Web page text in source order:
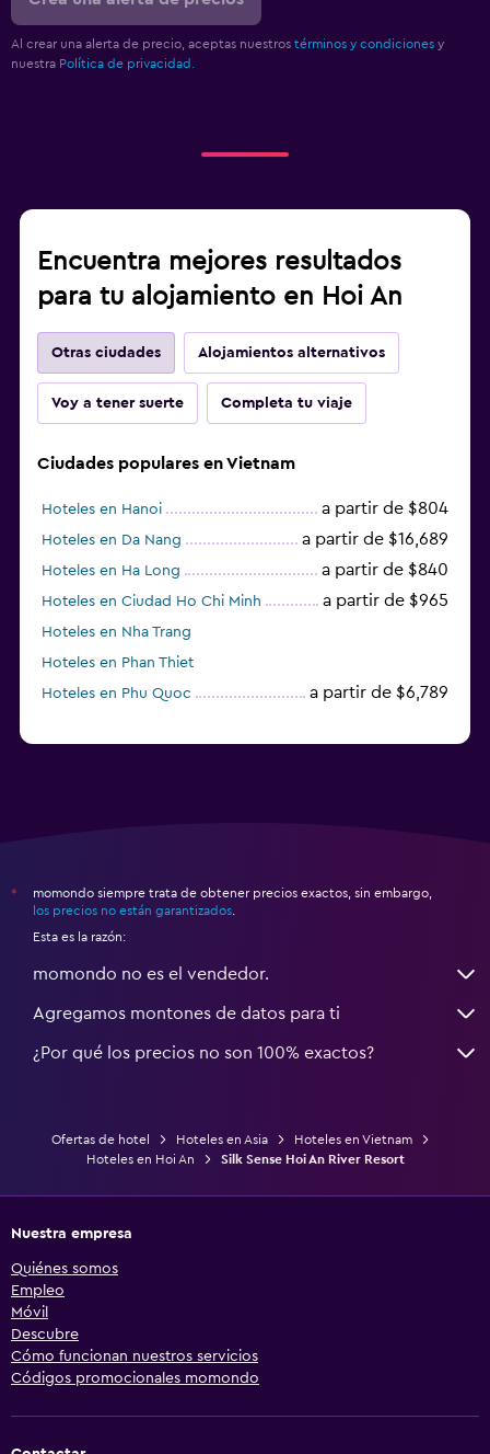
Terraza
Menús para dietas especiales (bajo petición)
Bar/lounge
La comida se puede entregar en el alojamiento
Minibar
Mesa de comedor
Sistema de entretenimiento
TV de pantalla plana
Biblioteca
Sala de estar/TV compartida
Base dock para smartphone
Lavandería
Plancha y tabla de planchar
Tendedero
Servicio de traslado (gratis)
Salud y seguridad
Limpieza diaria
Cámaras CCTV en zonas comunes
Cámaras CCTV en el exterior
Seguridad las 24 horas
Botiquín de primeros auxilios
Al crear una alerta de precio, aceptas nuestros términos y condiciones y
nuestra Política de privacidad.
Encuentra mejores resultados
para tu alojamiento en Hoi An
Otras ciudades Alojamientos alternativos
Voy a tener suerte Completa tu viaje
Ciudades populares en Vietnam
Hoteles en Hanoi a partir de $804
Hoteles en Da Nang a partir de $16,689
Hoteles en Ha Long a partir de $840
Hoteles en Ciudad Ho Chi Minh a partir de $965
Hoteles en Nha Trang
Hoteles en Phan Thiet
Hoteles en Phu Quoc
a partir de $6,789
*
momondo siempre trata de obtener precios exactos, sin embargo,
los precios no están garantizados
Esta es la razón:
momondo no es el vendedor.
Agregamos montones de datos para ti
¿Por qué los precios no son 100% exactos?
Ofertas de hotel Hoteles en Asia
Hoteles en Vietnam
Hoteles en Hoi An
Silk Sense Hoi An River Resort
Nuestra empresa
Quiénes somos
Empleo
Móvil
Descubre
Cómo funcionan nuestros servicios
Códigos promocionales momondo